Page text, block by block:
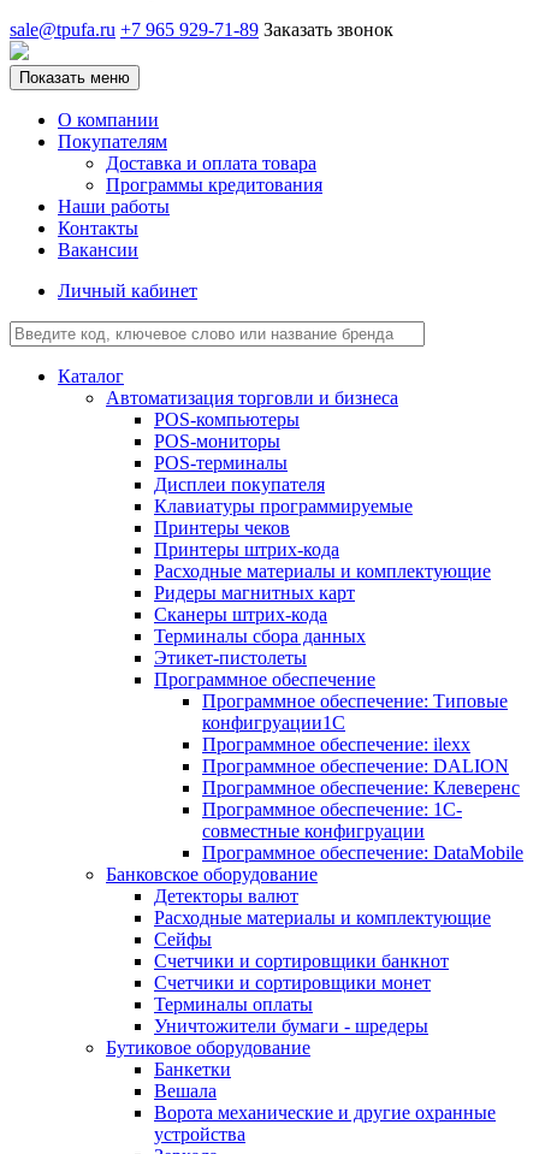
sale@tpufa.ru +7 965 929-71-89 Заказать звонок
Показать меню
О компании
Покупателям
Доставка и оплата товара
Программы кредитования
Наши работы
Контакты
Вакансии
Личный кабинет
Каталог
Автоматизация торговли и бизнеса
POS-компьютеры
POS-мониторы
POS-терминалы
Дисплеи покупателя
Клавиатуры программируемые
Принтеры чеков
Принтеры штрих-кода
Расходные материалы и комплектующие
Ридеры магнитных карт
Сканеры штрих-кода
Терминалы сбора данных
Этикет-пистолеты
Программное обеспечение
Программное обеспечение: Типовые
конфигруации1С
Программное обеспечение: ilexx
Программное обеспечение: DALION
Программное обеспечение: Клеверенс
Программное обеспечение: 1С-
совместные конфигруации
Программное обеспечение: DataMobile
Банковское оборудование
Детекторы валют
Расходные материалы и комплектующие
Сейфы
Счетчики и сортировщики банкнот
Счетчики и сортировщики монет
Терминалы оплаты
Уничтожители бумаги - шредеры
Бутиковое оборудование
Банкетки
Вешала
Ворота механические и другие охранные
устройства